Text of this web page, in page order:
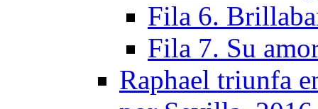
Fila 6.
Fila 7. Su
Raphael triunfa